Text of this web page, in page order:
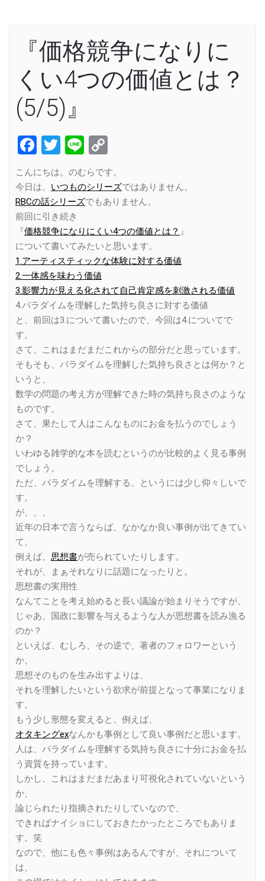
『価格競争になりに
くい4つの価値とは？
(5/5)』
Facebook
Twitter
Line
Link
こんにちは。のむらです。
今日は、 いつものシリーズではありません。
RBCの話シリーズでもありません。
前回に引き続き
『価格競争になりにくい4つの価値とは？ 』
について書いてみたいと思います。
1.アーティスティックな体験に対する価値
2.一体感を味わう価値
3.影響力が見える化されて自己肯定感を刺激される価値
4.パラダイムを理解した気持ち良さに対する価値
と、前回は3.について書いたので、今回は4.についてで
す。
さて、これはまだまだこれからの部分だと思っています。
そもそも、パラダイムを理解した気持ち良さとは何か？と
いうと、
数学の問題の考え方が理解できた時の気持ち良さのような
ものです。
さて、果たして人はこんなものにお金を払うのでしょう
か？
いわゆる雑学的な本を読むというのが比較的よく見る事例
でしょう。
ただ、パラダイムを理解する、というには少し仰々しいで
す。
が、、、
近年の日本で言うならば、なかなか良い事例が出てきてい
て、
例えば、 思想書が売られていたりします。
それが、まぁそれなりに話題になったりと。
思想書の実用性
なんてことを考え始めると長い議論が始まりそうですが、
じゃあ、国政に影響を与えるような人が思想書を読み漁る
のか？
といえば、むしろ、その逆で、著者のフォロワーという
か、
思想そのものを生み出すよりは、
それを理解したいという欲求が前提となって事業になりま
す。
もう少し形態を変えると、例えば、
オタキングexなんかも事例として良い事例だと思います。
人は、パラダイムを理解する気持ち良さに十分にお金を払
う資質を持っています。
しかし、これはまだまだあまり可視化されていないという
か、
論じられたり指摘されたりしていなので、
できればナイショにしておきたかったところでもありま
す。笑
なので、他にも色々事例はあるんですが、それについて
は、